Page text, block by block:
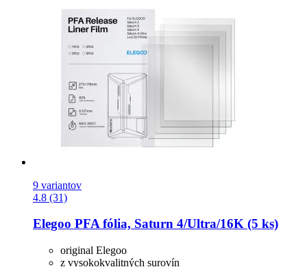
9 variantov
4.8 (31)
Elegoo PFA fólia, Saturn 4/Ultra/16K (5 ks)
original Elegoo
z vysokokvalitných surovín